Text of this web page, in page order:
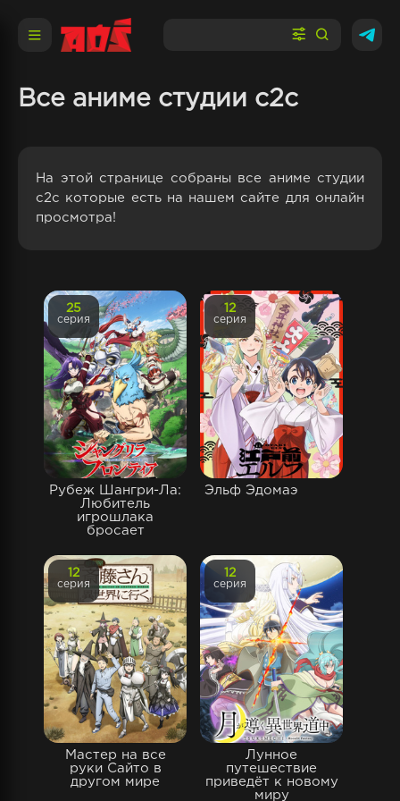
Все аниме студии c2c
На этой странице собраны все аниме студии
c2c которые есть на нашем сайте для онлайн
просмотра!
Рубеж Шангри-Ла:
Любитель
игрошлака
бросает
25
серия
Эльф Эдомаэ
12
серия
Мастер на все
руки Сайто в
другом мире
12
серия
Лунное
путешествие
приведёт к новому
миру
12
серия